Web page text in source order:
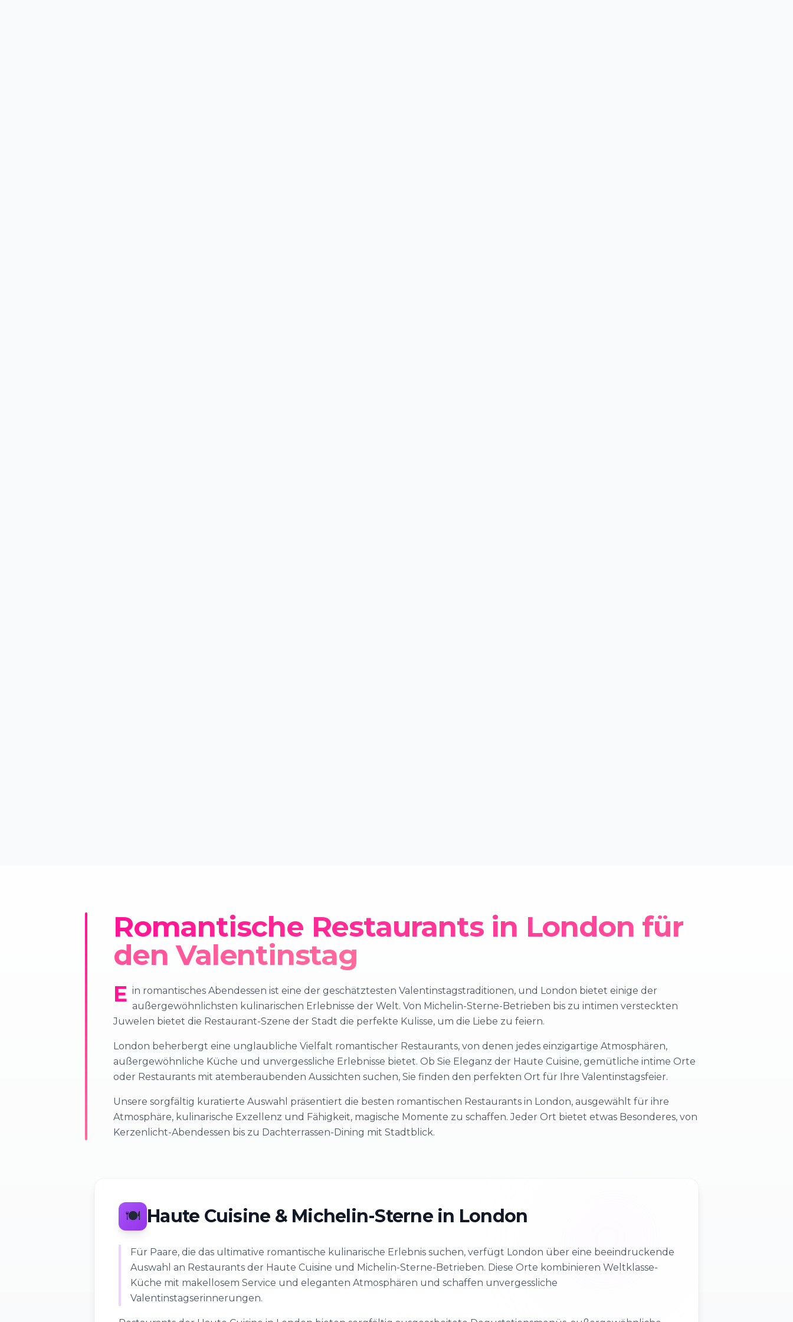
Romantische Restaurants in London für
den Valentinstag
E in romantisches Abendessen ist eine der geschätztesten Valentinstagstraditionen, und London bietet einige der
außergewöhnlichsten kulinarischen Erlebnisse der Welt. Von Michelin-Sterne-Betrieben bis zu intimen versteckten
Juwelen bietet die Restaurant-Szene der Stadt die perfekte Kulisse, um die Liebe zu feiern.
London beherbergt eine unglaubliche Vielfalt romantischer Restaurants, von denen jedes einzigartige Atmosphären,
außergewöhnliche Küche und unvergessliche Erlebnisse bietet. Ob Sie Eleganz der Haute Cuisine, gemütliche intime Orte
oder Restaurants mit atemberaubenden Aussichten suchen, Sie finden den perfekten Ort für Ihre Valentinstagsfeier.
Unsere sorgfältig kuratierte Auswahl präsentiert die besten romantischen Restaurants in London, ausgewählt für ihre
Atmosphäre, kulinarische Exzellenz und Fähigkeit, magische Momente zu schaffen. Jeder Ort bietet etwas Besonderes, von
Kerzenlicht-Abendessen bis zu Dachterrassen-Dining mit Stadtblick.
🍽️ Haute Cuisine & Michelin-Sterne in London
Für Paare, die das ultimative romantische kulinarische Erlebnis suchen, verfügt London über eine beeindruckende
Auswahl an Restaurants der Haute Cuisine und Michelin-Sterne-Betrieben. Diese Orte kombinieren Weltklasse-
Küche mit makellosem Service und eleganten Atmosphären und schaffen unvergessliche
Valentinstagserinnerungen.